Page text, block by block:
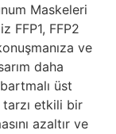
Maskeleri
FFP1, FFP2
ve
daha
üst
etkili bir
azaltır ve